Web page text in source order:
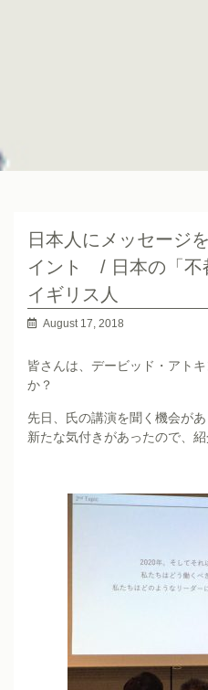
日本人にメッセージ
イント / 日本の「不
イギリス人
August 17, 2018
皆さんは、デービッド・アト
か？
先日、氏の講演を聞く機会が
新たな気付きがあったので、紹